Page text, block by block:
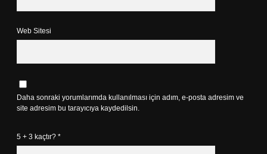
Web Sitesi
Daha sonraki yorumlarımda kullanılması için adım, e-posta adresim ve
site adresim bu tarayıcıya kaydedilsin.
5 + 3 kaçtır? *